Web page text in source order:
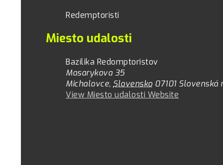
Redemptoristi
Miesto udalosti
Bazilika Redomptoristov
Masarykova 35
Michalovce, Slovensko 07101 Slovenská
View Miesto udalosti Website